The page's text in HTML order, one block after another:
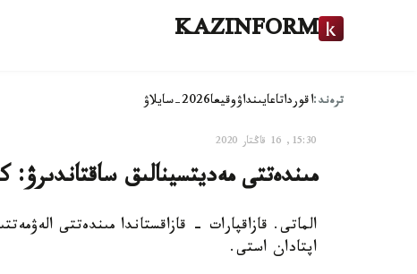
KAZINFORM
ترەند:اقورداتاعايىنداۋوقيعا2026-سايلاۋ
15:30, 16 قاڭتار 2020
مىندەتتى مەديتسينالىق ساقتاندىرۋ:
الماتى. قازاقپارات - قازاقستاندا مىندەتتى
اپتادان استى.